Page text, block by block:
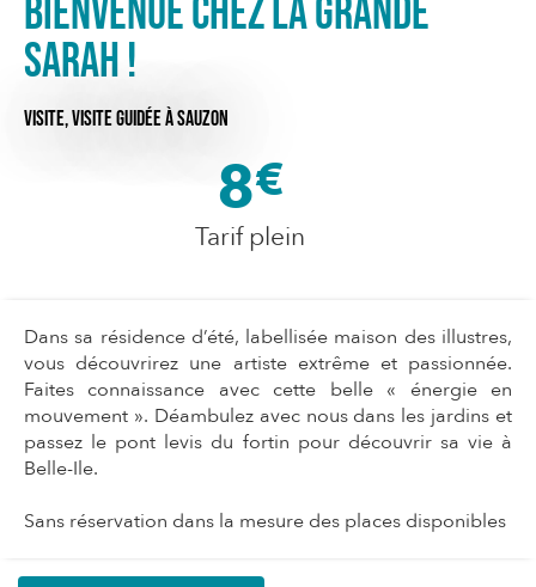
Bienvenue chez la grande
Sarah !
VISITE,VISITE GUIDÉEÀ SAUZON
8€
Tarif plein
Dans sa résidence d’été, labellisée maison des illustres,
vous découvrirez une artiste extrême et passionnée.
Faites connaissance avec cette belle « énergie en
mouvement ». Déambulez avec nous dans les jardins et
passez le pont levis du fortin pour découvrir sa vie à
Belle-Ile.
Sans réservation dans la mesure des places disponibles